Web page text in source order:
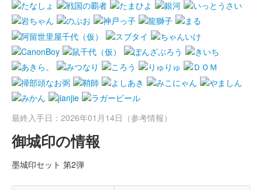
最終入手日：2026年01月14日（参考情報）
御城印の情報
墨城印セット 第2弾